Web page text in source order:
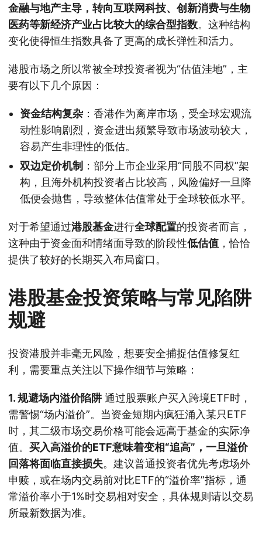
金融与地产主导，转向互联网科技、创新消费与生物
医药等新经济产业占比较大的综合型指数。这种结构
变化使得恒生指数具备了更高的成长弹性和活力。
港股市场之所以常被全球投资者视为“估值洼地”，主
要有以下几个原因：
资金结构复杂：香港作为离岸市场，受全球宏观流
动性影响剧烈，资金进出频繁导致市场波动较大，
容易产生非理性的低估。
双边定价机制 ：部分上市企业采用“同股不同权”架
构，且海外机构投资者占比较高，风险偏好一旦降
低便会抛售，导致整体估值常处于全球较低水平。
对于希望通过港股基金进行全球配置的投资者而言，
这种由于资金面和情绪面导致的阶段性低估值 ，恰恰
提供了较好的长期买入布局窗口。
港股基金投资策略与常见陷阱
规避
投资港股并非毫无风险，想要安全捕捉估值修复红
利，需要重点关注以下操作细节与策略：
1. 规避场内溢价陷阱通过股票账户买入跨境ETF时，
需警惕“场内溢价”。当资金短期内疯狂涌入某只ETF
时，其二级市场交易价格可能会远高于基金的实际净
值。 买入高溢价的ETF意味着变相“追高”，一旦溢价
回落将面临直接损失。建议普通投资者优先考虑场外
申赎，或在场内交易前对比ETF的“溢价率”指标，通
常溢价率小于1%时交易相对安全，具体规则请以交易
所最新数据为准。